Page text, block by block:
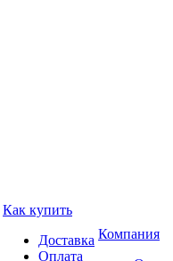
Как купить
Доставка
Оплата
Компания